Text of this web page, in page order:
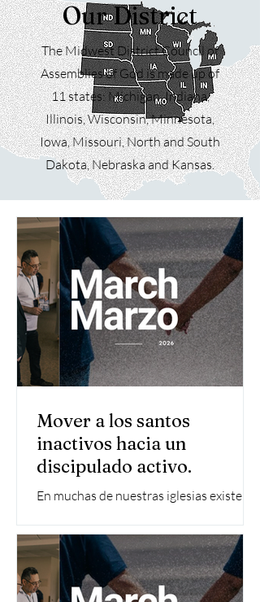
Our District
The Midwest District Council of
Assemblies of God is made up of
11 states: Michigan, Indiana,
Illinois, Wisconsin, Minnesota,
Iowa, Missouri, North and South
Dakota, Nebraska and Kansas.
Mover a los santos
inactivos hacia un
discipulado activo.
En muchas de nuestras iglesias existe un
asisten, pero no están activamente
involucrados en el discipulado, el
servicio o la misión. Aman la iglesia.
Creen en la visión. Pero en algún punto,